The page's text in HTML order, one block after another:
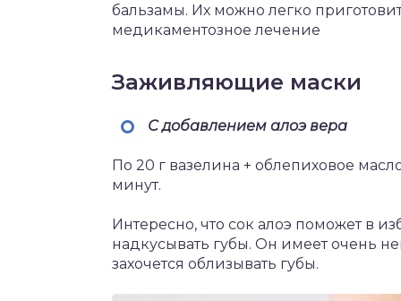
бальзамы. Их можно легко
медикаментозное лечение
Заживляющие маски
С добавлением алоэ вера
По 20 г вазелина + облепиховое
минут.
Интересно, что сок алоэ поможет в
надкусывать губы. Он имеет очень
захочется облизывать губы.